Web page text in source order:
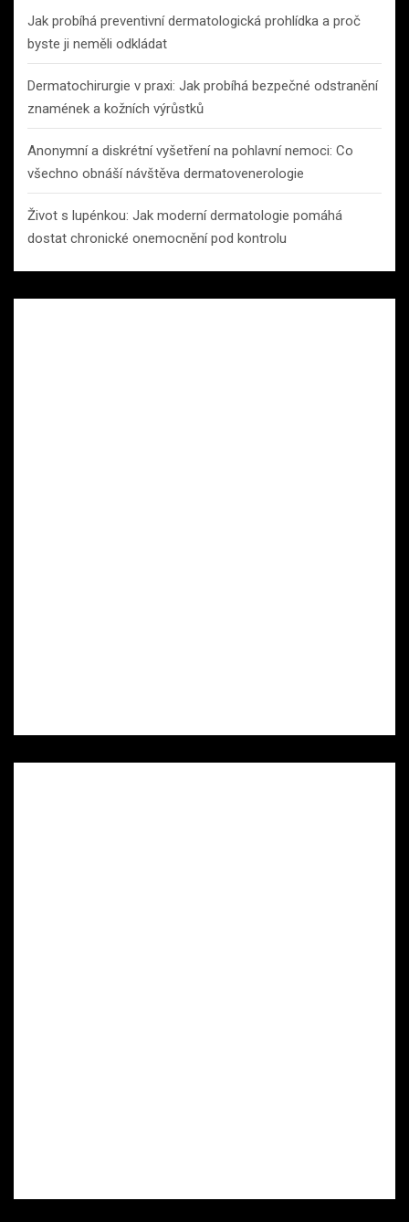
Jak probíhá preventivní dermatologická prohlídka a proč
byste ji neměli odkládat
Dermatochirurgie v praxi: Jak probíhá bezpečné odstranění
znamének a kožních výrůstků
Anonymní a diskrétní vyšetření na pohlavní nemoci: Co
všechno obnáší návštěva dermatovenerologie
Život s lupénkou: Jak moderní dermatologie pomáhá
dostat chronické onemocnění pod kontrolu